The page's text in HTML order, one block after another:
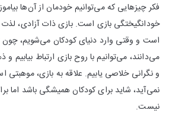
فکر چیزهایی که می‌توانیم خودمان از آن‌ها
خودانگیختگی بازی است. بازی ذات آزادی،
است و وقتی وارد دنیای کودکان می‌شویم، چون
می‌دانند، می‌توانیم با روح بازی ارتباط بیابیم و
و نگرانی خلاصی یابیم. علاقه به بازی،
نمی‌آید، شاید برای کودکان همیشگی باشد اما
نیست.